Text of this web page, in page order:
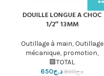
DOUILLE LONGUE A CHOC
1/2″ 13MM
Outillage à main,Outillage
mécanique, promotion,
TOTAL🟩
د.ج800 د.ج650